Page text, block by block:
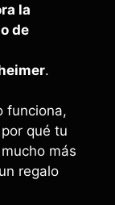
la
de
.
funciona,
qué tu
más
regalo